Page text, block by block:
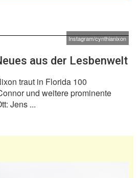
Instagram/cynthianixon
aus der Lesbenwelt
traut in Florida 100
und weitere prominente
Jens ...